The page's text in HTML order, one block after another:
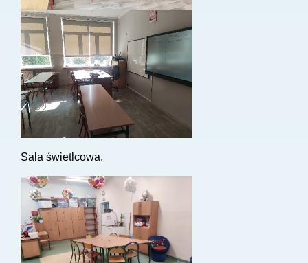
Sala świetlcowa.